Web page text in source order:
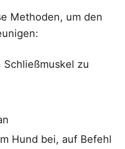
Methoden, um den
zu
Hund bei, auf Befehl